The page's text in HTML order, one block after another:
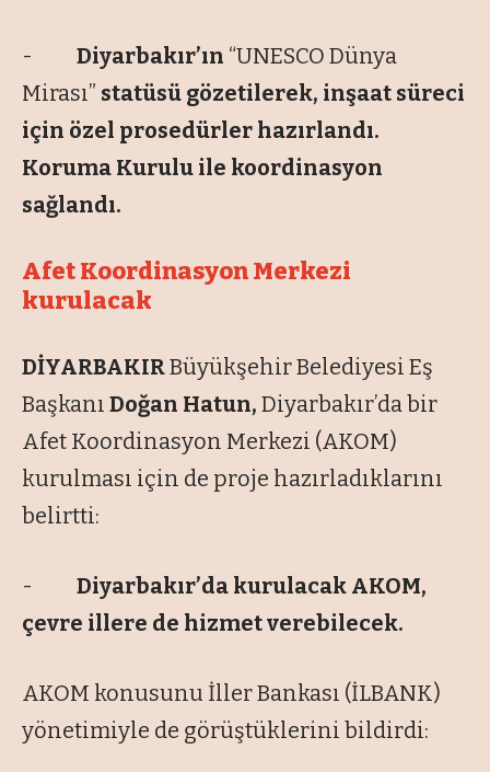
- Diyarbakır’ın “UNESCO Dünya
Mirası” statüsü gözetilerek, inşaat süreci
için özel prosedürler hazırlandı.
Koruma Kurulu ile koordinasyon
sağlandı.
Afet Koordinasyon Merkezi
kurulacak
DİYARBAKIRBüyükşehir Belediyesi Eş
Başkanı Doğan Hatun, Diyarbakır’da bir
Afet Koordinasyon Merkezi (AKOM)
kurulması için de proje hazırladıklarını
belirtti:
- Diyarbakır’da kurulacak AKOM,
çevre illere de hizmet verebilecek.
AKOM konusunu İller Bankası (İLBANK)
yönetimiyle de görüştüklerini bildirdi: